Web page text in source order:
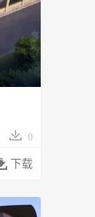
0
下载